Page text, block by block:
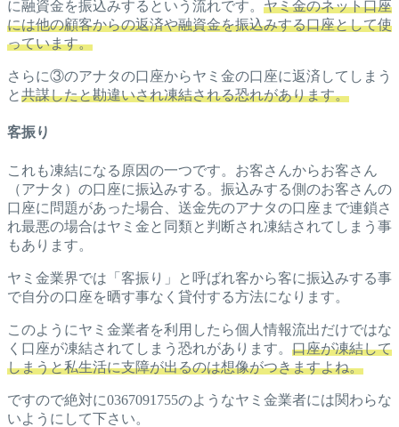
に融資金を振込みするという流れです。 ヤミ金のネット口座
には他の顧客からの返済や融資金を振込みする口座として使
っています。
さらに③のアナタの口座からヤミ金の口座に返済してしまう
と共謀したと勘違いされ凍結される恐れがあります。
客振り
これも凍結になる原因の一つです。お客さんからお客さん
（アナタ）の口座に振込みする。振込みする側のお客さんの
口座に問題があった場合、送金先のアナタの口座まで連鎖さ
れ最悪の場合はヤミ金と同類と判断され凍結されてしまう事
もあります。
ヤミ金業界では「客振り」と呼ばれ客から客に振込みする事
で自分の口座を晒す事なく貸付する方法になります。
このようにヤミ金業者を利用したら個人情報流出だけではな
く口座が凍結されてしまう恐れがあります。 口座が凍結して
しまうと私生活に支障が出るのは想像がつきますよね。
ですので絶対に0367091755のようなヤミ金業者には関わらな
いようにして下さい。